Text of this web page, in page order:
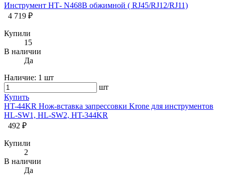
Инструмент НТ- N468В обжимной ( RJ45/RJ12/RJ11)
4 719 ₽
Купили
15
В наличии
Да
Наличие: 1 шт
шт
Купить
HT-44KR Нож-вставка запрессовки Krone для инструментов
HL-SW1, HL-SW2, HT-344KR
492 ₽
Купили
2
В наличии
Да